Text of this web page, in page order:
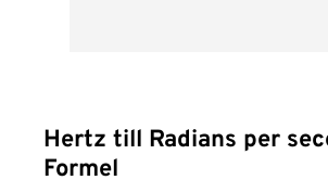
Hertz till Radians per
Formel